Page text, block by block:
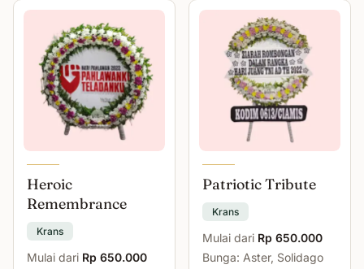
Heroic
Remembrance
Krans
Mulai dari Rp 650.000
Patriotic Tribute
Krans
Mulai dari Rp 650.000
Bunga: Aster, Solidago